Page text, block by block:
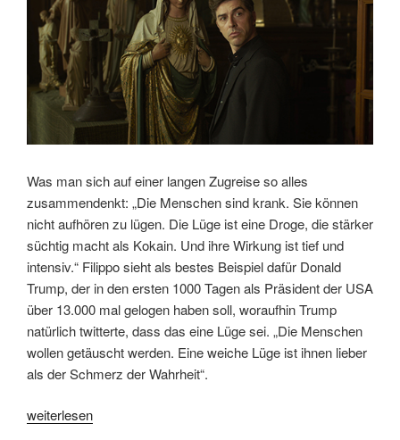
Was man sich auf einer langen Zugreise so alles
zusammendenkt: „Die Menschen sind krank. Sie können
nicht aufhören zu lügen. Die Lüge ist eine Droge, die stärker
süchtig macht als Kokain. Und ihre Wirkung ist tief und
intensiv.“ Filippo sieht als bestes Beispiel dafür Donald
Trump, der in den ersten 1000 Tagen als Präsident der USA
über 13.000 mal gelogen haben soll, woraufhin Trump
natürlich twitterte, dass das eine Lüge sei. „Die Menschen
wollen getäuscht werden. Eine weiche Lüge ist ihnen lieber
als der Schmerz der Wahrheit“.
„„Der
weiterlesen